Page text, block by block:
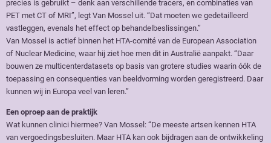
precies is gebruikt – denk aan verschillende tracers, en combinaties van
PET met CT of MRI”, legt Van Mossel uit. “Dat moeten we gedetailleerd
vastleggen, evenals het effect op behandelbeslissingen.”
Van Mossel is actief binnen het HTA-comité van de European Association
of Nuclear Medicine, waar hij ziet hoe men dit in Australië aanpakt. “Daar
bouwen ze multicenterdatasets op basis van grotere studies waarin óók de
toepassing en consequenties van beeldvorming worden geregistreerd. Daar
kunnen wij in Europa veel van leren.”
Een oproep aan de praktijk
Wat kunnen clinici hiermee? Van Mossel: “De meeste artsen kennen HTA
van vergoedingsbesluiten. Maar HTA kan ook bijdragen aan de ontwikkeling